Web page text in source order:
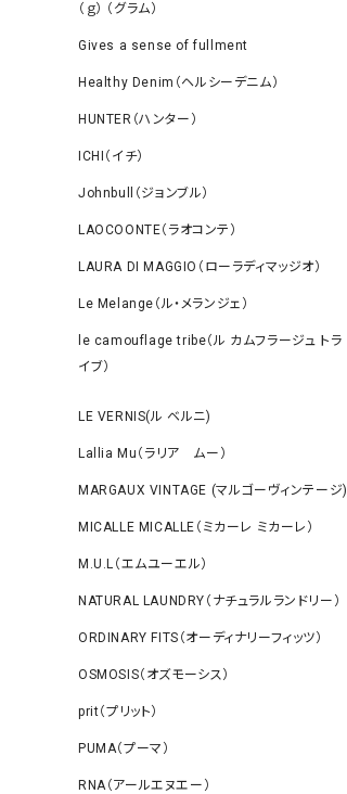
（ｇ） （グラム）
Gives a sense of fullment
Healthy Denim（ヘルシーデニム）
HUNTER（ハンター）
ICHI（イチ）
Johnbull（ジョンブル）
LAOCOONTE（ラオコンテ）
LAURA DI MAGGIO（ローラディマッジオ）
Le Melange（ル・メランジェ）
le camouflage tribe（ル カムフラージュ トラ
イブ）
LE VERNIS(ル ベルニ)
Lallia Mu（ラリア ムー）
MARGAUX VINTAGE (マルゴーヴィンテージ)
MICALLE MICALLE（ミカーレ ミカーレ）
M.U.L（エムユーエル）
NATURAL LAUNDRY（ナチュラルランドリー）
ORDINARY FITS（オーディナリーフィッツ）
OSMOSIS（オズモーシス）
prit（プリット）
PUMA（プーマ）
RNA（アールエヌエー）